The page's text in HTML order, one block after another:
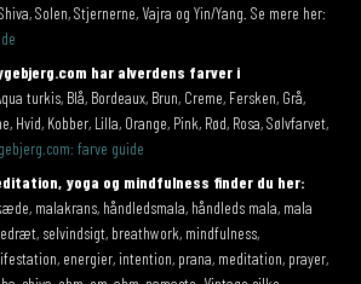
Solen, Stjernerne, Vajra og Yin/Yang. Se mere her:
har alverdens farver i
turkis, Blå, Bordeaux, Brun, Creme, Fersken, Grå,
Hvid, Kobber, Lilla, Orange, Pink, Rød, Rosa, Sølvfarvet,
farve guide
yoga og mindfulness finder du her:
malakrans, håndledsmala, håndleds mala, mala
selvindsigt, breathwork, mindfulness,
energier, intention, prana, meditation, prayer,